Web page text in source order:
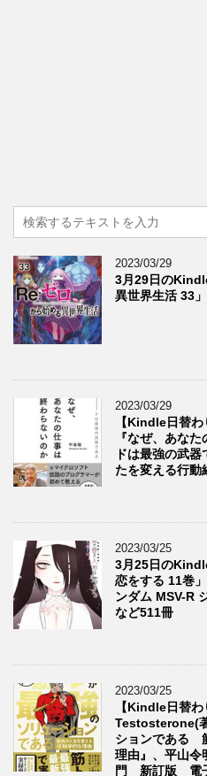
2023/03/29
3月29日の
異世界生活 33
2023/03/29
【Kindle日替
『なぜ、あな
ドは最強の武
たを変える行動
2023/03/25
3月25日の
恋をする 11巻
ンダム MSV-R
など511冊
2023/03/25
【Kindle日替わ
Testosterone(
ションである
理由』、平山令
門 新訂版 電